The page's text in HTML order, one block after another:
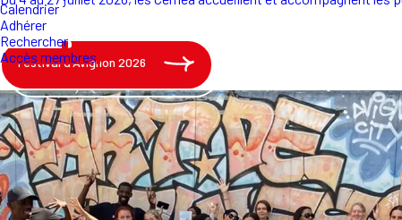
Calendrier
Adhérer
Rechercher
Accès membres
Festival d'Avignon 2026